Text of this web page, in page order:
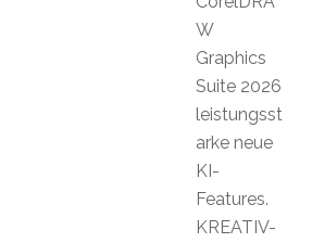
W
Graphics
Suite 2026
leistungsst
arke neue
KI-
Features.
KREATIV-